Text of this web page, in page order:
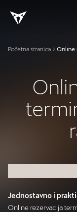
Početna stranica Online
Jednostavno i
Online rezervacija